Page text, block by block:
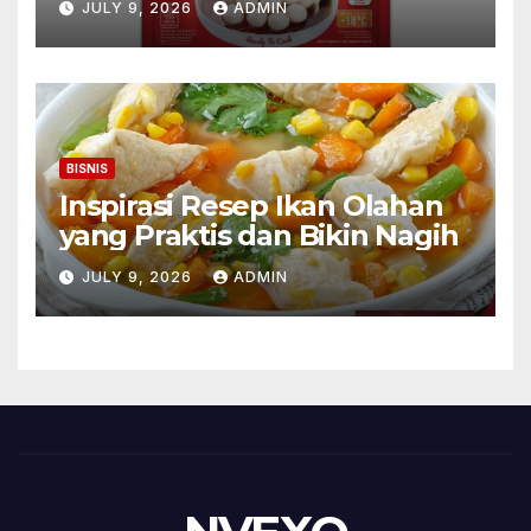
JULY 9, 2026 ADMIN
BISNIS
Inspirasi Resep Ikan Olahan
yang Praktis dan Bikin Nagih
JULY 9, 2026 ADMIN